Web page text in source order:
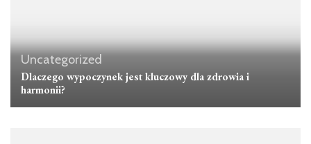
Uncategorized
Dlaczego wypoczynek jest kluczowy dla zdrowia i
harmonii?